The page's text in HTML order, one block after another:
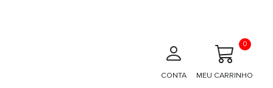
CONTA MEU CARRINHO
0